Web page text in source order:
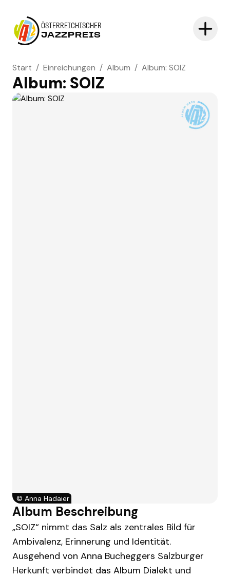
ÖSTERREICHISCHER
JAZZPREIS
Start / Einreichungen / Album / Album: SOIZ
Album: SOIZ
© Anna Hadaier
Album Beschreibung
„SOIZ“ nimmt das Salz als zentrales Bild für
Ambivalenz, Erinnerung und Identität.
Ausgehend von Anna Bucheggers Salzburger
Herkunft verbindet das Album Dialekt und